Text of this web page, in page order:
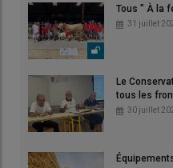
Tous " À la
31 juillet
Le
tous les
30 juillet